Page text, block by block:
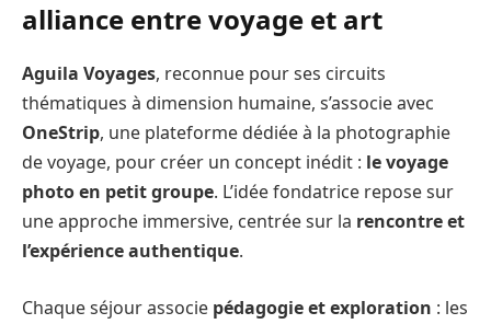
alliance entre voyage et art
Aguila Voyages, reconnue pour ses circuits
thématiques à dimension humaine, s’associe avec
OneStrip, une plateforme dédiée à la photographie
de voyage, pour créer un concept inédit : le voyage
photo en petit groupe. L’idée fondatrice repose sur
une approche immersive, centrée sur la rencontre et
l’expérience authentique.
Chaque séjour associe pédagogie et exploration : les